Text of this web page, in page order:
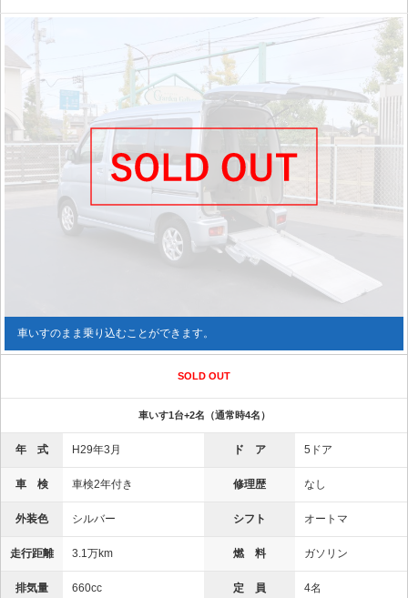
車いすのまま乗り込むことができます。
SOLD OUT
車いす1台+2名（通常時4名）
年 式 H29年3月 ド ア 5ドア
車 検 車検2年付き 修理歴 なし
外装色 シルバー シフト オートマ
走行距離 3.1万km 燃 料 ガソリン
排気量 660cc 定 員 4名